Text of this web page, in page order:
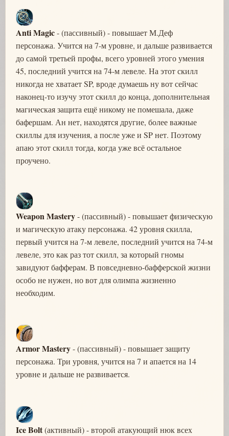
Anti Magic- (пассивный) - повышает М.Деф
персонажа. Учится на 7-м уровне, и дальше развивается
до самой третьей профы, всего уровней этого умения
45, последний учится на 74-м левеле. На этот скилл
никогда не хватает SP, вроде думаешь ну вот сейчас
наконец-то изучу этот скилл до конца, дополнительная
магическая защита ещё никому не помешала, даже
бафершам. Ан нет, находятся другие, более важные
скиллы для изучения, а после уже и SP нет. Поэтому
апаю этот скилл тогда, когда уже всё остальное
проучено.
Weapon Mastery- (пассивный) - повышает физическую
и магическую атаку персонажа. 42 уровня скилла,
первый учится на 7-м левеле, последний учится на 74-м
левеле, это как раз тот скилл, за который гномы
завидуют бафферам. В повседневно-бафферской жизни
особо не нужен, но вот для олимпа жизненно
необходим.
Armor Mastery- (пассивный) - повышает защиту
персонажа. Три уровня, учится на 7 и апается на 14
уровне и дальше не развивается.
Ice Bolt(активный) - второй атакующий нюк всех